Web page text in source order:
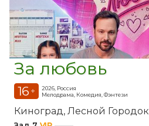
За любовь
16 +
2026, Россия
Мелодрама, Комедия, Фэнтези
Киноград Лесной Городок